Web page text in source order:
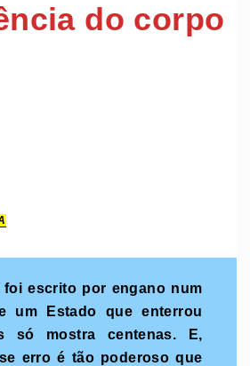
do corpo
foi escrito por engano num
um Estado que enterrou
só mostra centenas. E,
erro é tão poderoso que